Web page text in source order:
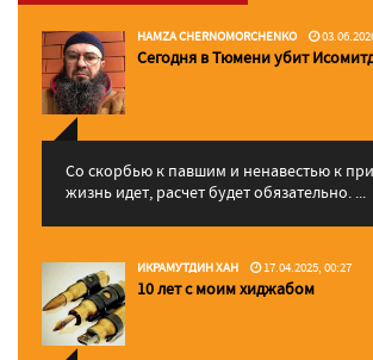
HAMZA CHERNOMORCHENKO
Сегодня в Тюмени убит
Со скорбью к павшим и ненавестью к
жизнь идет, расчет будет обязательно. ...
ИКРАМУТДИН ХАН 17.04.2025, 00:27
10 лет с моим хиджабом